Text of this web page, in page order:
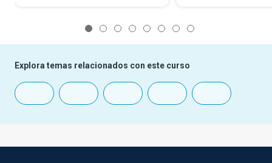
Explora temas relacionados con este curso